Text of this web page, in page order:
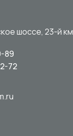
шоссе, 23-й
89
72